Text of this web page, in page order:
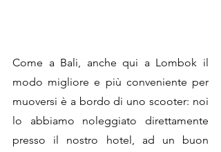
Come a Bali, anche qui a Lombok il
modo migliore e più conveniente per
muoversi è a bordo di uno scooter: noi
lo abbiamo noleggiato direttamente
presso il nostro hotel, ad un buon